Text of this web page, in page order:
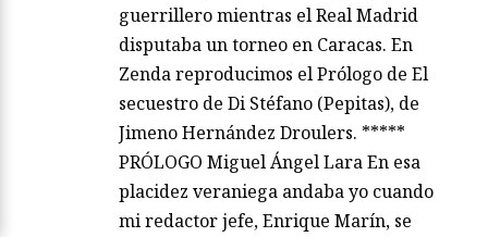
guerrillero mientras el Real Madrid
disputaba un torneo en Caracas. En
Zenda reproducimos el Prólogo de El
secuestro de Di Stéfano (Pepitas), de
Jimeno Hernández Droulers. *****
PRÓLOGO Miguel Ángel Lara En esa
placidez veraniega andaba yo cuando
mi redactor jefe, Enrique Marín, se